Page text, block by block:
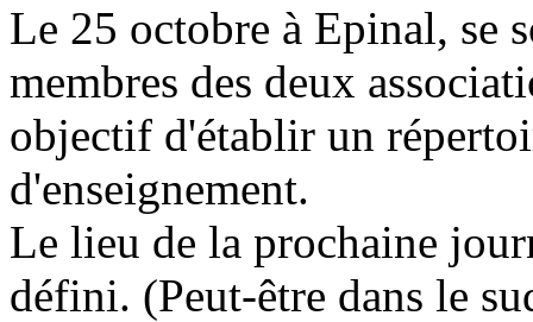
Le 25 octobre à Epinal, se
membres des deux
objectif d'établir un
d'enseignement.
Le lieu de la prochaine
défini. (Peut-être dans le